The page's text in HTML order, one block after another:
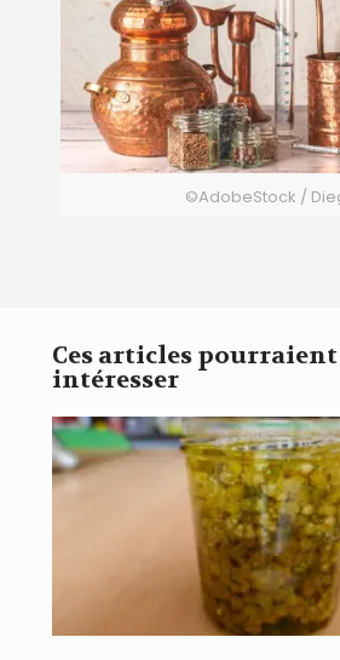
©AdobeStock /
Ces articles
intéresser